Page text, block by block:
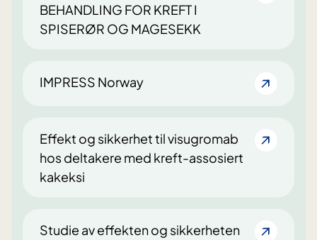
BEHANDLING FOR KREFT I
SPISERØR OG MAGESEKK
IMPRESS Norway
Effekt og sikkerhet til visugromab
hos deltakere med kreft-assosiert
kakeksi
Studie av effekten og sikkerheten